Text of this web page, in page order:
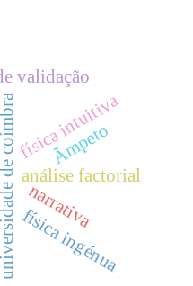
coimbra análise factorial
narrativa
validação
física intuitiva
física ingénua
Ãmpeto